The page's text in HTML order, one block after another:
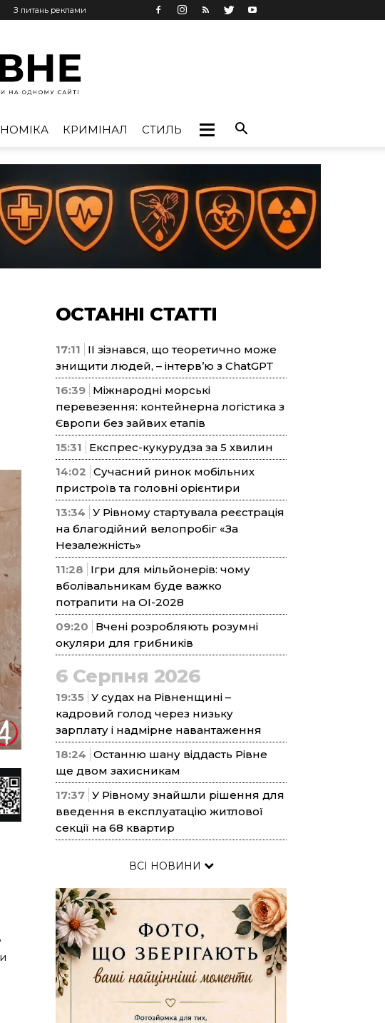
З питань реклами
КРИМІНАЛ СТИЛЬ
ОСТАННІ СТАТТІ
17:11
ІІ зізнався, що теоретично може
знищити людей, – інтерв’ю з ChatGPT
16:39 Міжнародні морські
перевезення: контейнерна логістика з
Європи без зайвих етапів
15:31
Експрес-кукурудза за 5 хвилин
14:02 Сучасний ринок мобільних
пристроїв та головні орієнтири
13:34 У Рівному стартувала реєстрація
на благодійний велопробіг «За
Незалежність»
11:28
Ігри для мільйонерів: чому
вболівальникам буде важко
потрапити на ОІ-2028
09:20
Вчені розробляють розумні
окуляри для грибників
6 Серпня 2026
19:35 У судах на Рівненщині –
кадровий голод через низьку
зарплату і надмірне навантаження
18:24 Останню шану віддасть Рівне
ще двом захисникам
17:37 У Рівному знайшли рішення для
введення в експлуатацію житлової
секції на 68 квартир
ВСІ НОВИНИ